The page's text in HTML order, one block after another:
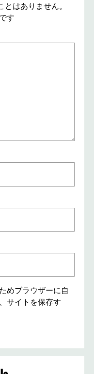
はありません。
す
めブラウザーに自
サイトを保存す